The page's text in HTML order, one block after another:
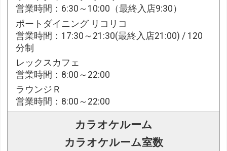
営業時間：6:30～10:00（最終入店9:30）
ポートダイニング リコリコ
営業時間：17:30～21:30(最終入店21:00) / 120
分制
レックスカフェ
営業時間：8:00～22:00
ラウンジＲ
営業時間：8:00～22:00
カラオケルーム
カラオケルーム室数